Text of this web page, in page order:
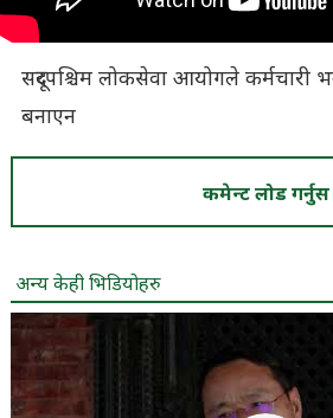
सदूरपश्चिम लोकसेवा आयोगले कर्मचारी
बनाएन
कमेन्ट लोड गर्नुस
अन्य केही भिडियोहरु